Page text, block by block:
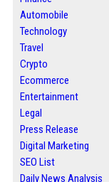
Automobile
Technology
Travel
Crypto
Ecommerce
Entertainment
Legal
Press Release
Digital Marketing
SEO List
Daily News Analysis